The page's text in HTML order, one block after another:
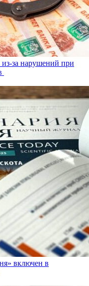
за нарушений при
включен в